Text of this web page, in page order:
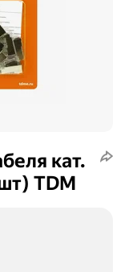
кат.
TDM